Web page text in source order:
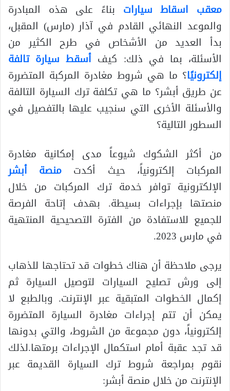
معقب اسقاط سيارات بناءً على هذه المبادرة
والموعد النهائي القادم في آذار (مارس) المقبل،
بدأ العديد من الأشخاص في طرح الكثير من
الأسئلة، بما في ذلك: كيف أسقط سيارة تالفة
إلكترونيًا؟ ما هي شروط مغادرة المركبة المتضررة
عن طريق أبشر؟ ما هي تكلفة ترك السيارة التالفة
والأسئلة الأخرى التي سنجيب عليها بالتفصيل في
السطور التالية؟
من أكثر الشكوك شيوعاً مدى إمكانية مغادرة
المركبات إلكترونياً، حيث أكدت منصة أبشر
الإلكترونية توافر خدمة ترك المركبات من خلال
منصتها بإجراءات بسيطة. بهدف إتاحة الفرصة
للجميع للاستفادة من الفترة التصحيحية المنتهية
في مارس 2023.
يرجى ملاحظة أن هناك خطوات قد تحتاجها للذهاب
إلى ورش تصليح السيارات لتوصيل السيارة ثم
إكمال الخطوات المتبقية عبر الإنترنت. وبالطبع لا
يمكن أن تتم إجراءات مغادرة السيارة المتضررة
إلكترونياً، دون مجموعة من الشروط، والتي بدونها
قد تجد عقبة أمام استكمال الإجراءات برمتها.لذلك
نقوم بمراجعة شروط ترك السيارة القديمة عبر
الإنترنت من خلال منصة أبشر: